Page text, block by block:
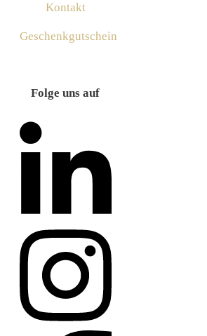
Kontakt
Geschenkgutschein
Folge uns auf